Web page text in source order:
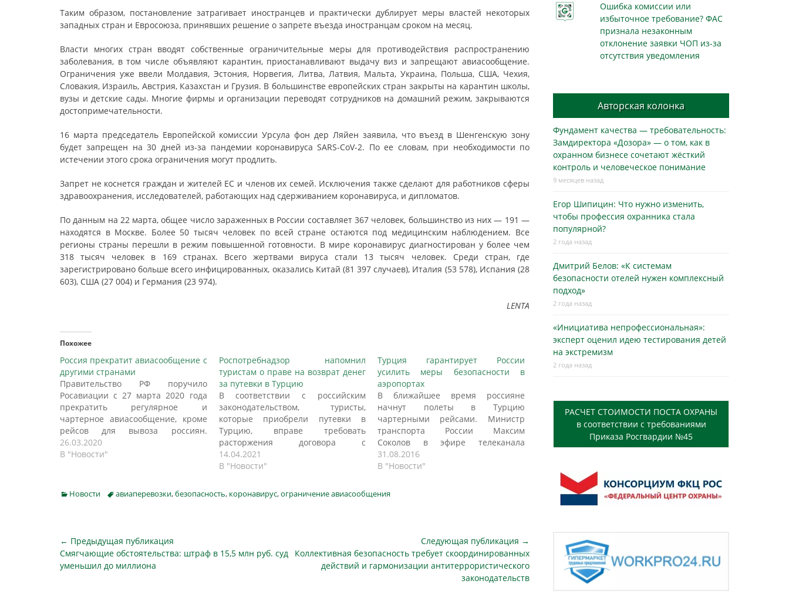
Таким образом, постановление затрагивает иностранцев и практически дублирует меры властей некоторых
западных стран и Евросоюза, принявших решение о запрете въезда иностранцам сроком на месяц.
Власти многих стран вводят собственные ограничительные меры для противодействия распространению
заболевания, в том числе объявляют карантин, приостанавливают выдачу виз и запрещают авиасообщение.
Ограничения уже ввели Молдавия, Эстония, Норвегия, Литва, Латвия, Мальта, Украина, Польша, США, Чехия,
Словакия, Израиль, Австрия, Казахстан и Грузия. В большинстве европейских стран закрыты на карантин школы,
вузы и детские сады. Многие фирмы и организации переводят сотрудников на домашний режим, закрываются
достопримечательности.
16 марта председатель Европейской комиссии Урсула фон дер Ляйен заявила, что въезд в Шенгенскую зону
будет запрещен на 30 дней из-за пандемии коронавируса SARS-CoV-2. По ее словам, при необходимости по
истечении этого срока ограничения могут продлить.
Запрет не коснется граждан и жителей ЕС и членов их семей. Исключения также сделают для работников сферы
здравоохранения, исследователей, работающих над сдерживанием коронавируса, и дипломатов.
По данным на 22 марта, общее число зараженных в России составляет 367 человек, большинство из них — 191 —
находятся в Москве. Более 50 тысяч человек по всей стране остаются под медицинским наблюдением. Все
регионы страны перешли в режим повышенной готовности. В мире коронавирус диагностирован у более чем
318 тысяч человек в 169 странах. Всего жертвами вируса стали 13 тысяч человек. Среди стран, где
зарегистрировано больше всего инфицированных, оказались Китай (81 397 случаев), Италия (53 578), Испания (28
603), США (27 004) и Германия (23 974).
LENTA
Похожее
Россия прекратит авиасообщение с
другими странами
Правительство РФ поручило
Росавиации с 27 марта 2020 года
прекратить регулярное и
чартерное авиасообщение, кроме
рейсов для вывоза россиян.
Соответствующее поручение дано
по итогам заседания президиума
Федерации по борьбе с
распространением новой
25 марта 2020 года, сообщает ТАСС.
"Обеспечить…
26.03.2020
В "Новости"
Роспотребнадзор напомнил
туристам о праве на возврат денег
за путевки в Турцию
В соответствии с российским
законодательством, туристы,
которые приобрели путевки в
Турцию, вправе требовать
расторжения договора с
туроператором и возврата средств
из-за угрозы собственному
ИЗВЕСТИЯ, напомнили в пресс-
службе Роспотребнадзора. «В
временного пребывания туристов
(экскурсантов) угрозы безопасности
14.04.2021
В "Новости"
Турция гарантирует России
усилить меры безопасности в
аэропортах
В ближайшее время россияне
начнут полеты в Турцию
чартерными рейсами. Министр
транспорта России Максим
Соколов в эфире телеканала
«Россия 1» отметил, что в целях
безопасности будет проводиться
31.08.2016
В "Новости"
Categories
Новости Tagsавиаперевозки,безопасность, коронавирус,ограничение авиасообщения
Навигация
по
← Предыдущая публикация
Предыдущая
публикация
Смягчающие обстоятельства: штраф в 15,5 млн руб. суд
уменьшил до миллиона
Следующая публикация →
Следующая
публикация
Коллективная безопасность требует скоординированных
действий и гармонизации антитеррористического
законодательств
Ошибка комиссии или
избыточное требование? ФАС
признала незаконным
отклонение заявки ЧОП из-за
отсутствия уведомления
Авторская колонка
Фундамент качества — требовательность:
Замдиректора «Дозора» — о том, как в
охранном бизнесe сочетают жёсткий
контроль и человеческое понимание
9 месяцев назад
Егор Шипицин: Что нужно изменить,
чтобы профессия охранника стала
популярной?
2 года назад
Дмитрий Белов: «К системам
безопасности отелей нужен комплексный
подход»
2 года назад
«Инициатива непрофессиональная»:
эксперт оценил идею тестирования детей
на экстремизм
2 года назад
РАСЧЕТ СТОИМОСТИ ПОСТА ОХРАНЫ
в соответствии с требованиями
Приказа Росгвардии №45